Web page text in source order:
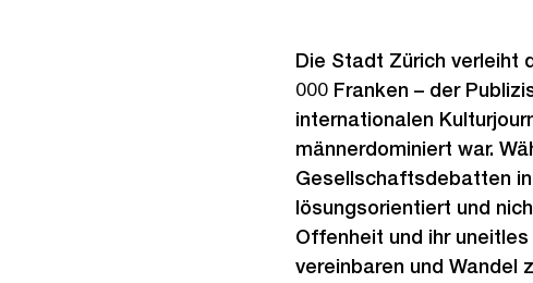
Die Stadt Zürich verleiht
000 Franken – der
internationalen
männerdominiert war.
Gesellschaftsdebatten
lösungsorientiert und
Offenheit und ihr
vereinbaren und Wandel